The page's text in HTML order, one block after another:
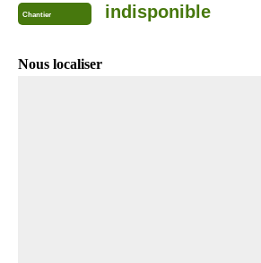
Chantier indisponible
Nous localiser